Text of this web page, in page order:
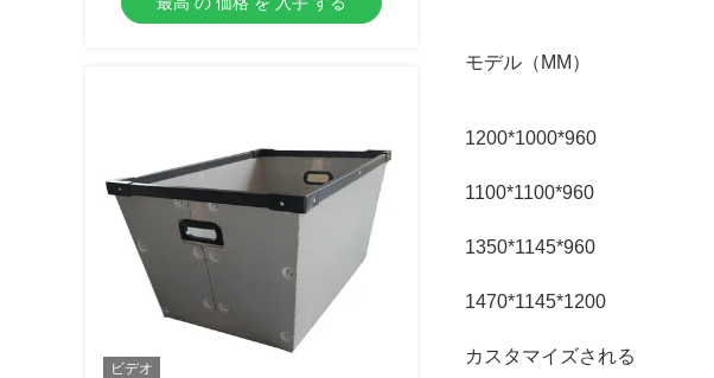
ビデオ
モデル（MM）
1200*1000*960
1100*1100*960
1350*1145*960
1470*1145*1200
カスタマイズされる